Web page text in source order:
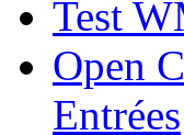
Test
Open
Entrées